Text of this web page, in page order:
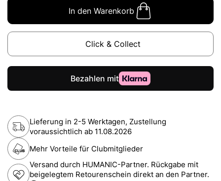
In den Warenkorb
Click & Collect
Lieferung in 2-5 Werktagen, Zustellung
voraussichtlich ab 11.08.2026
Mehr Vorteile für Clubmitglieder
Versand durch HUMANIC-Partner. Rückgabe mit
beigelegtem Retourenschein direkt an den Partner.